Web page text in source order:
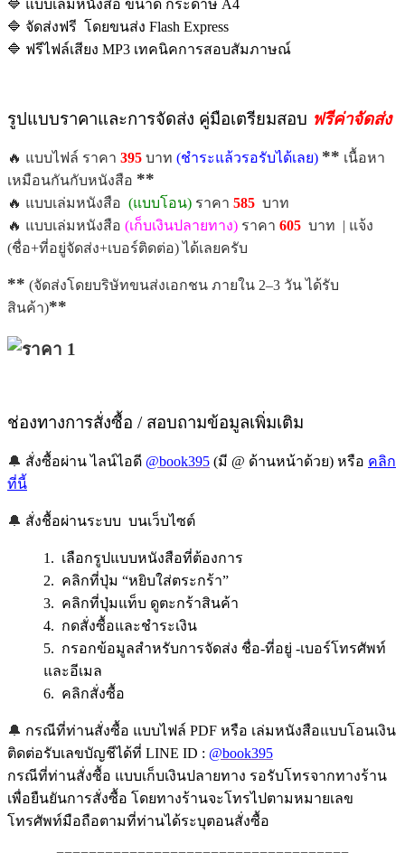
🔷 แบบเล่มหนังสือ ขนาด กระดาษ A4
🔷 จัดส่งฟรี โดยขนส่ง Flash Express
🔷 ฟรีไฟล์เสียง MP3 เทคนิคการสอบสัมภาษณ์
รูปแบบราคาและการจัดส่ง คู่มือเตรียมสอบ ฟรีค่าจัดส่ง
🔥 แบบไฟล์ ราคา 395 บาท (ชำระแล้วรอรับได้เลย) ** เนื้อหา
เหมือนกันกับหนังสือ **
🔥 แบบเล่มหนังสือ (แบบโอน) ราคา 585 บาท
🔥 แบบเล่มหนังสือ (เก็บเงินปลายทาง) ราคา 605 บาท | แจ้ง
(ชื่อ+ที่อยู่จัดส่ง+เบอร์ติดต่อ) ได้เลยครับ
** (จัดส่งโดยบริษัทขนส่งเอกชน ภายใน 2–3 วัน ได้รับ
สินค้า)**
ช่องทางการสั่งซื้อ / สอบถามข้อมูลเพิ่มเติม
🔔 สั่งซื้อผ่าน ไลน์ไอดี @book395 (มี @ ด้านหน้าด้วย) หรือ คลิก
ที่นี้
🔔 สั่งชื้อผ่านระบบ บนเว็บไซต์
1. เลือกรูปแบบหนังสือที่ต้องการ
2. คลิกที่ปุ่ม “หยิบใส่ตระกร้า”
3. คลิกที่ปุ่มแท็บ ดูตะกร้าสินค้า
4. กดสั่งซื้อและชำระเงิน
5. กรอกข้อมูลสำหรับการจัดส่ง ชื่อ-ที่อยู่ -เบอร์โทรศัพท์
และอีเมล
6. คลิกสั่งซื้อ
🔔 กรณีที่ท่านสั่งซื้อ แบบไฟล์ PDF หรือ เล่มหนังสือแบบโอนเงิน
ติดต่อรับเลขบัญชีได้ที่ LINE ID : @book395
กรณีที่ท่านสั่งซื้อ แบบเก็บเงินปลายทาง รอรับโทรจากทางร้าน
เพื่อยืนยันการสั่งซื้อ โดยทางร้านจะโทรไปตามหมายเลข
โทรศัพท์มือถือตามที่ท่านได้ระบุตอนสั่งซื้อ